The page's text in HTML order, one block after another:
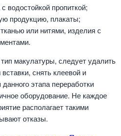
водостойкой пропиткой;
продукцию, плакаты;
или нитями, изделия с
макулатуры, следует удалить
снять клеевой и
этапа переработки
оборудование. Не каждое
располагает такими
отказы.